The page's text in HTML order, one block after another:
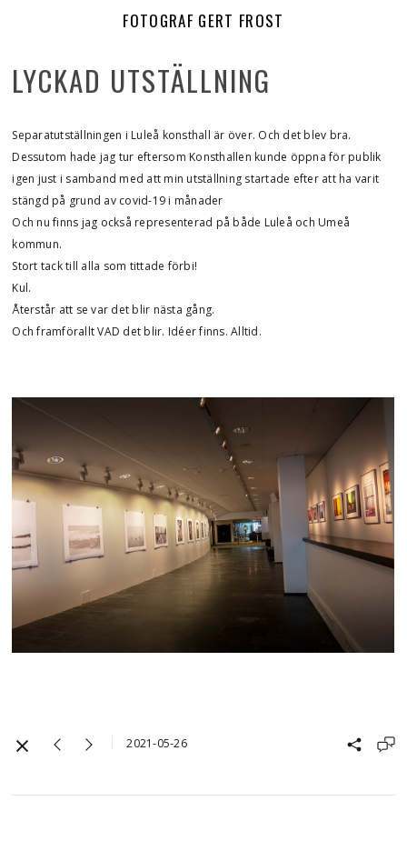
FOTOGRAF GERT FROST
LYCKAD UTSTÄLLNING
Separatutställningen i Luleå konsthall är över. Och det blev bra.
Dessutom hade jag tur eftersom Konsthallen kunde öppna för publik
igen just i samband med att min utställning startade efter att ha varit
stängd på grund av covid-19 i månader
Och nu finns jag också representerad på både Luleå och Umeå
kommun.
Stort tack till alla som tittade förbi!
Kul.
Återstår att se var det blir nästa gång.
Och framförallt VAD det blir. Idéer finns. Alltid.
2021-05-26